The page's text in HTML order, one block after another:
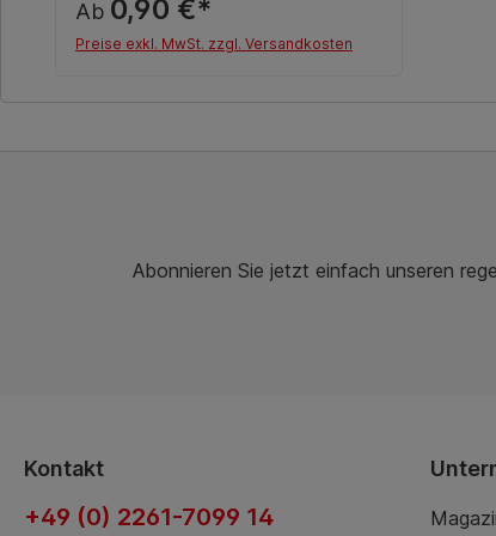
Ab 0,90 €*
Preise exkl. MwSt. zzgl. Versandkosten
Details
Abonnieren Sie jetzt einfach unseren
Kontakt
+49 (0) 2261-7099 14